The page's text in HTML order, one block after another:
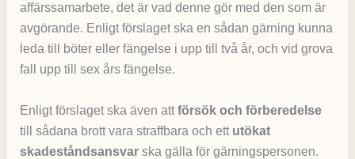
affärssamarbete, det är vad denne gör med den som är
avgörande. Enligt förslaget ska en sådan gärning kunna
leda till böter eller fängelse i upp till två år, och vid grova
fall upp till sex års fängelse.
Enligt förslaget ska även attförsök och förberedelse
till sådana brott vara straffbara och ett utökat
skadeståndsansvarska gälla för gärningspersonen.